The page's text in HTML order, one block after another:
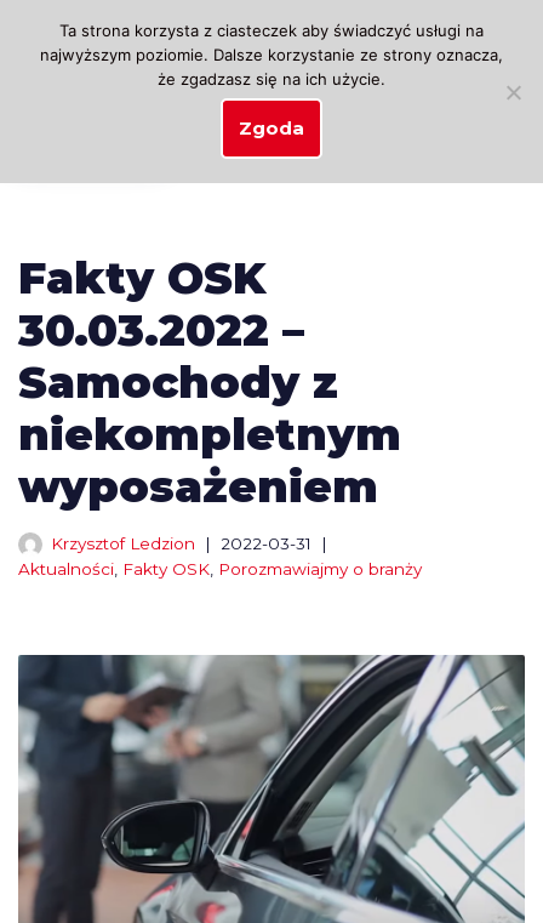
Przejdź
Fakty OSK
30.03.2022 –
Samochody z
niekompletnym
wyposażeniem
Krzysztof Ledzion
2022-03-31
Aktualności Fakty OSK Porozmawiajmy o branży
Ta strona korzysta z ciasteczek aby świadczyć usługi na
najwyższym poziomie. Dalsze korzystanie ze strony oznacza,
że zgadzasz się na ich użycie.
Zgoda